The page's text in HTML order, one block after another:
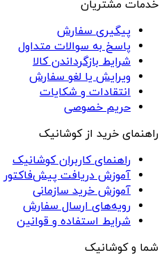
خدمات مشتریان
پیگیری سفارش
پاسخ به سوالات متداول
شرایط بازگرداندن کالا
ویرایش یا لغو سفارش
انتقادات و شکایات
حریم خصوصی
راهنمای خرید از کوشانیک
راهنمای کاربران کوشانیک
آموزش دریافت پیش‌فاکتور
آموزش خرید سازمانی
رویه‌های ارسال سفارش
شرایط استفاده و قوانین
شما و کوشانیک